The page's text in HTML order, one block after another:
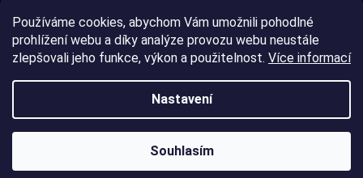
Používáme cookies, abychom Vám umožnili pohodlné
prohlížení webu a díky analýze provozu webu neustále
zlepšovali jeho funkce, výkon a použitelnost. Více informací
Nastavení
Souhlasím
DEVIL SPORT. Všechna práva vyhrazena.